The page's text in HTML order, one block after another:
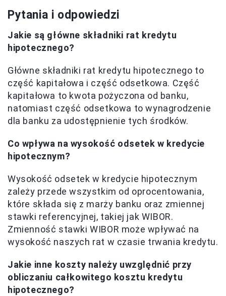
Pytania i odpowiedzi
Jakie są główne składniki rat kredytu
hipotecznego?
Główne składniki rat kredytu hipotecznego to
część kapitałowa i część odsetkowa. Część
kapitałowa to kwota pożyczona od banku,
natomiast część odsetkowa to wynagrodzenie
dla banku za udostępnienie tych środków.
Co wpływa na wysokość odsetek w kredycie
hipotecznym?
Wysokość odsetek w kredycie hipotecznym
zależy przede wszystkim od oprocentowania,
które składa się z marży banku oraz zmiennej
stawki referencyjnej, takiej jak WIBOR.
Zmienność stawki WIBOR może wpływać na
wysokość naszych rat w czasie trwania kredytu.
Jakie inne koszty należy uwzględnić przy
obliczaniu całkowitego kosztu kredytu
hipotecznego?